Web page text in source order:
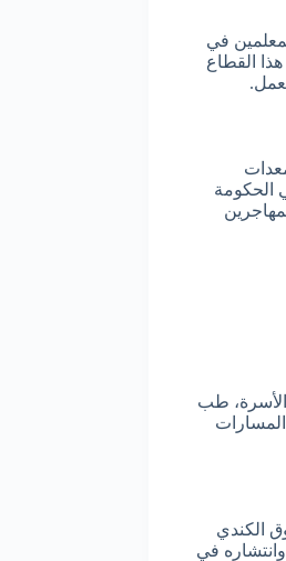
في
القطاع
الحكومة
الأسرة، طب
الكندي
في